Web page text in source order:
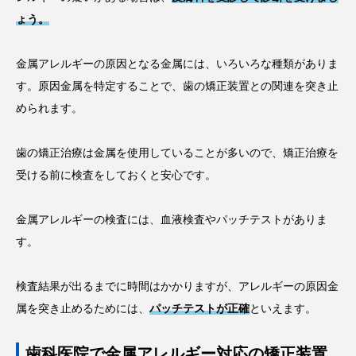
ょう。
金属アレルギーの原因となる金属には、いろいろな種類がありま
す。原因金属を特定することで、歯の矯正装置との関連を突き止
められます。
歯の矯正治療は金属を使用していることが多いので、矯正治療を
受ける前に検査をしておくと安心です。
金属アレルギーの検査には、血液検査やパッチテストがありま
す。
検査結果が出るまでに時間はかかりますが、アレルギーの原因金
属を突き止めるためには、 パッチテストが正確といえます。